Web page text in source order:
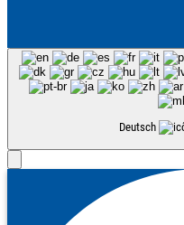
Deutsch